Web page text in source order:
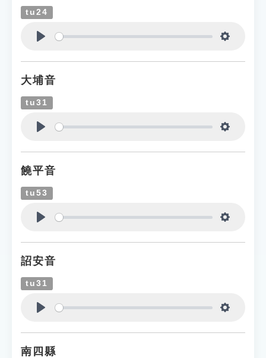
tu24
大埔音
tu31
饒平音
tu53
詔安音
tu31
南四縣